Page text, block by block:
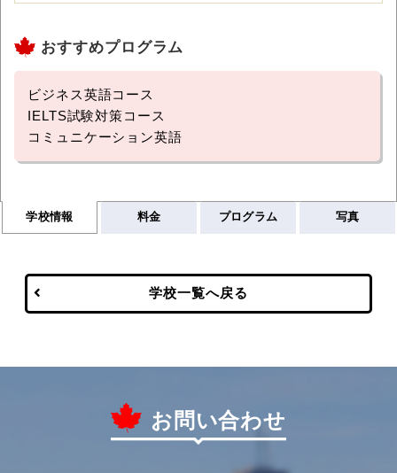
おすすめプログラム
ビジネス英語コース
IELTS試験対策コース
コミュニケーション英語
学校情報 料金 プログラム 写真
学校一覧へ戻る
お問い合わせ